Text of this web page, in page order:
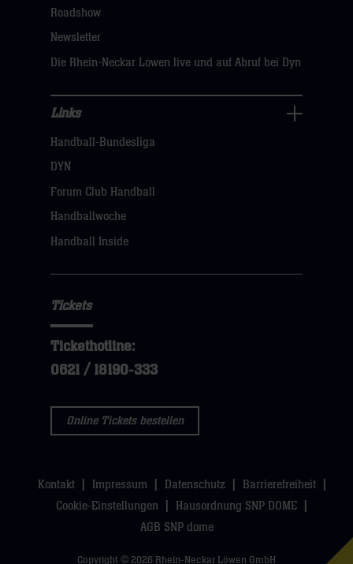
hier
Roadshow
Newsletter
Die Rhein-Neckar Löwen live und auf Abruf bei Dyn
Navigation
öffnen,
dann
klicken
Links
Handball-Bundesliga
DYN
Forum Club Handball
Handballwoche
Handball Inside
Tickets
Tickethotline:
0621 / 18190-333
Online Tickets bestellen
Kontakt Impressum Datenschutz
Barrierefreiheit
Cookie-Einstellungen
Hausordnung SNP DOME
AGB SNP dome
Copyright © 2026 Rhein-Neckar Löwen GmbH